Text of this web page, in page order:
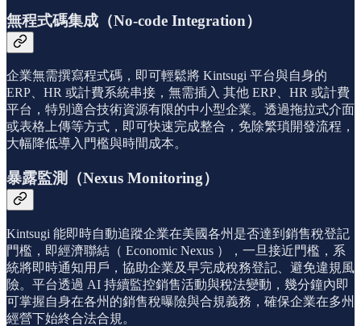
無程式碼集成（No-code Integration）
企業無需撰寫程式碼，即可輕鬆將 Kintsugi 平台與自身的
ERP、HR 或計費系統串接，無需插入 其他 ERP、HR 或計費
平台，特別適合技術資源有限的中小型企業。透過拖拉式介面
或表格上傳等方式，即可快速完成整合，免除繁瑣開發流程，
大幅降低導入門檻與時間成本。
暴露監測（Nexus Monitoring）
Kintsugi 能即時自動追蹤企業在美國各州是否達到銷售稅登記
門檻，即經濟聯結（ Economic Nexus ），一旦接近門檻，系
統將即時通知用戶，協助企業及早完成稅務登記、避免違規風
險。平台透過 AI 持續監控銷售活動與稅法變動，幾分鐘內即
可掌握自身在各州的銷售稅曝險與合規義務，確保企業在多州
經營下始終合法合規。